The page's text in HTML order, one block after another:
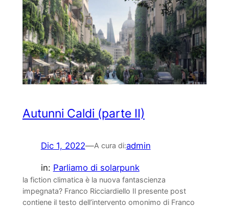
Autunni Caldi (parte II)
Dic 1, 2022—A cura di:admin
in: Parliamo di solarpunk
la fiction climatica è la nuova fantascienza
impegnata? Franco Ricciardiello Il presente post
contiene il testo dell’intervento omonimo di Franco